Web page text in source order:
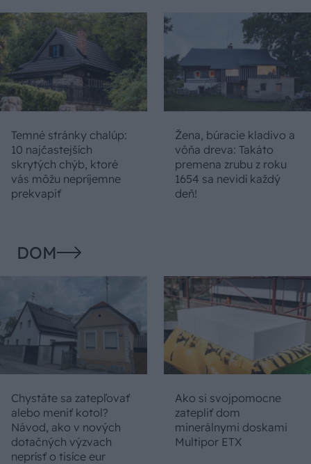
Temné stránky chalúp:
10 najčastejších
skrytých chýb, ktoré
vás môžu nepríjemne
prekvapiť
Žena, búracie kladivo a
vôňa dreva: Takáto
premena zrubu z roku
1654 sa nevidí každý
deň!
DOM
Chystáte sa zatepľovať
alebo meniť kotol?
Návod, ako v nových
dotačných výzvach
neprísť o tisíce eur
Ako si svojpomocne
zatepliť dom
minerálnymi doskami
Multipor ETX